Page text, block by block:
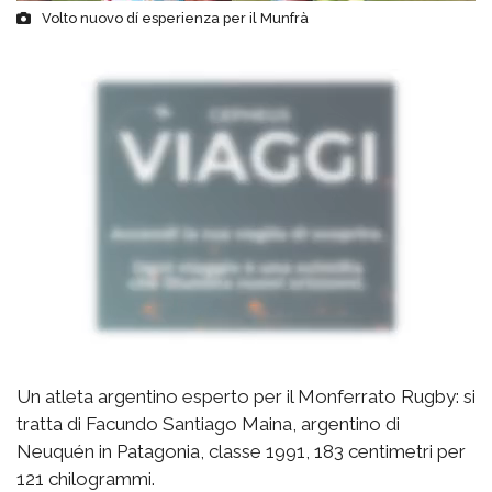
Volto nuovo dí esperienza per il Munfrà
Un atleta argentino esperto per il Monferrato Rugby: si
tratta di Facundo Santiago Maina, argentino di
Neuquén in Patagonia, classe 1991, 183 centimetri per
121 chilogrammi.